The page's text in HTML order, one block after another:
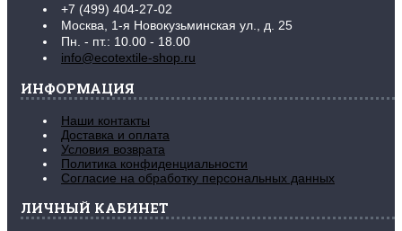
+7 (499) 404-27-02
Москва, 1-я Новокузьминская ул., д. 25
Пн. - пт.: 10.00 - 18.00
info@ecotextile-shop.ru
ИНФОРМАЦИЯ
Наши контакты
Доставка и оплата
Условия возврата
Политика конфиденциальности
Согласие на обработку персональных данных
ЛИЧНЫЙ КАБИНЕТ